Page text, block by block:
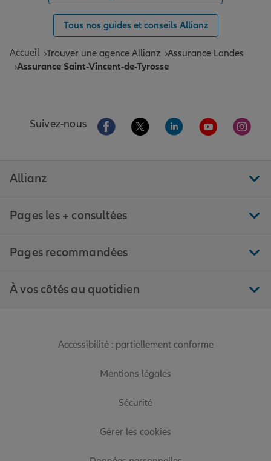
Tous nos guides et conseils Allianz
Accueil Trouver une agence Allianz Assurance Landes
Assurance Saint-Vincent-de-Tyrosse
Suivez-nous Aller sur la page Facebook de Allianz
Aller sur la page Twitter de
Aller sur la page
Aller sur la
Aller
Allianz
Pages les + consultées
Pages recommandées
À vos côtés au quotidien
Accessibilité : partiellement conforme
Mentions légales
Sécurité
Gérer les cookies